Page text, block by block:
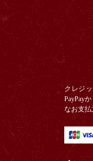
クレジ
PayPay
なお支払